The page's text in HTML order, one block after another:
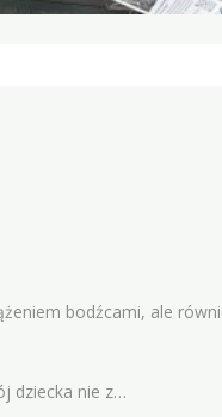
bodźcami, ale
dziecka nie z…